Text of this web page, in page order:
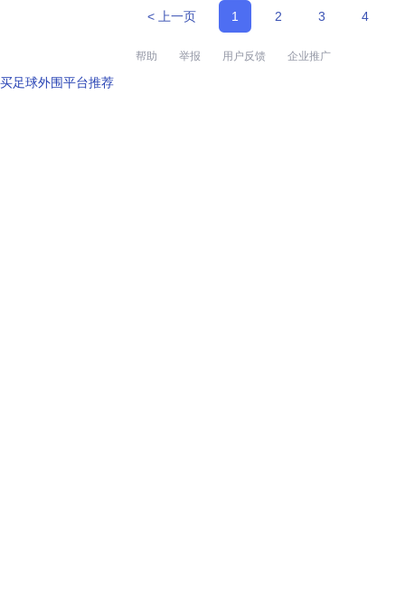
< 上一页 1 2 3 4
帮助 举报 用户反馈 企业推广
买足球外围平台推荐